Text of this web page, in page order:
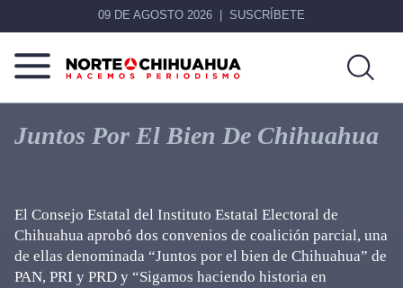
09 DE AGOSTO 2026 SUSCRÍBETE
Norte
Chihuahua
Más
que
noticias,
Juntos Por El Bien De Chihuahua
El Consejo Estatal del Instituto Estatal Electoral de
Chihuahua aprobó dos convenios de coalición parcial, una
de ellas denominada “Juntos por el bien de Chihuahua” de
PAN, PRI y PRD y “Sigamos haciendo historia en